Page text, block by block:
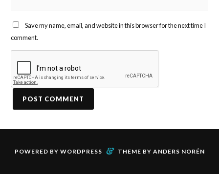
Save my name, email, and website in this browser for the next time I
comment.
POWERED BY WORDPRESS & THEME BY ANDERS NORÉN